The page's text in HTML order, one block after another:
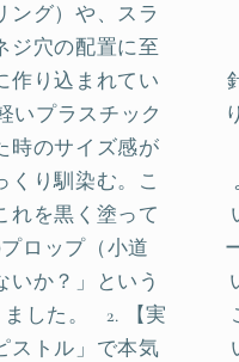
ング）や、スラ
ジ穴の配置に至
作り込まれてい
いプラスチック
時のサイズ感が
くり馴染む。こ
れを黒く塗って
ロップ（小道
いか？」という
ました。 2. 【実
ストル」で本気